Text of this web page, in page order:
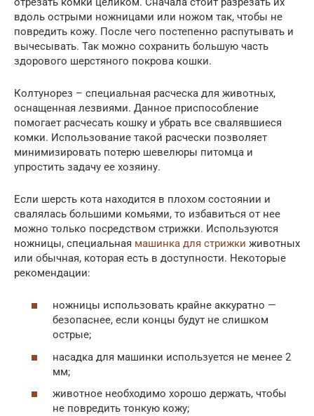
вдоль острыми ножницами или ножом так, чтобы не
повредить кожу. После чего постепенно распутывать и
вычесывать. Так можно сохранить большую часть
здорового шерстяного покрова кошки.
Колтунорез – специальная расческа для животных,
оснащенная лезвиями. Данное приспособление
помогает расчесать кошку и убрать все свалявшиеся
комки. Использование такой расчески позволяет
минимизировать потерю шевелюры питомца и
упростить задачу ее хозяину.
Если шерсть кота находится в плохом состоянии и
свалялась большими комьями, то избавиться от нее
можно только посредством стрижки. Используются
ножницы, специальная машинка для стрижки животных
или обычная, которая есть в доступности. Некоторые
рекомендации:
ножницы использовать крайне аккуратно —
безопаснее, если концы будут не слишком
острые;
насадка для машинки используется не менее 2
мм;
животное необходимо хорошо держать, чтобы
не повредить тонкую кожу;